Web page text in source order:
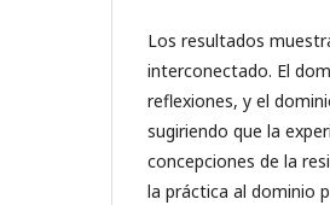
Los resultados
interconectado. El
reflexiones, y el
sugiriendo que la
concepciones de la
la práctica al dominio